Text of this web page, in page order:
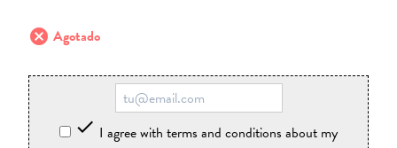
cancel Agotado
 I agree with terms and conditions about my